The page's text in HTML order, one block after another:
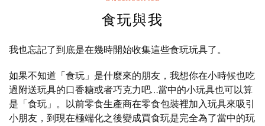
食玩與我
我也忘記了到底是在幾時開始收集這些食玩玩具了。
如果不知道「食玩」是什麼來的朋友，我想你在小時候也吃
過附送玩具的口香糖或者巧克力吧…當中的小玩具也可以算
是「食玩」。以前零食生產商在零食包裝裡加入玩具來吸引
小朋友，到現在極端化之後變成買食玩是完全為了當中的玩